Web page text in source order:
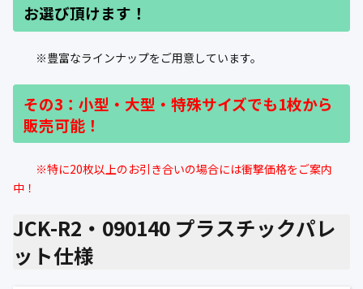
お選び頂けます！
※豊富なラインナップをご用意しています。
その3：小型・大型・特殊サイズでも1枚から
販売可能！
※特に20枚以上のお引き合いの場合には衝撃価格をご案内
中！
JCK-R2・090140 プラスチックパレ
ット仕様